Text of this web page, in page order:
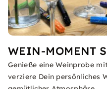
WEIN-MOMENT
Genieße eine Weinprobe
verziere Dein persönliches